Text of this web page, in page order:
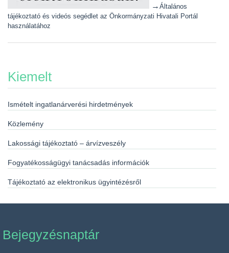
→ Általános
tájékoztató és videós segédlet az Önkormányzati Hivatali Portál
használatához
Kiemelt
Ismételt ingatlanárverési hirdetmények
Közlemény
Lakossági tájékoztató – árvízveszély
Fogyatékosságügyi tanácsadás információk
Tájékoztató az elektronikus ügyintézésről
Bejegyzésnaptár